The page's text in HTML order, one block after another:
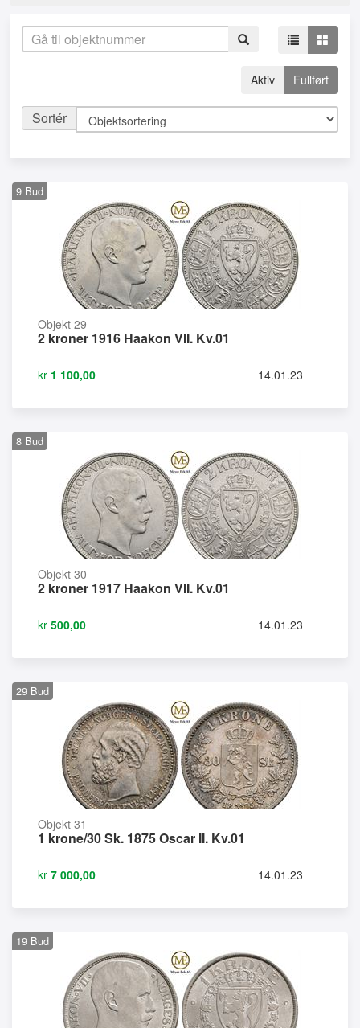
Aktiv Fullført
Sortér
9 Bud
Objekt 29
2 kroner 1916 Haakon VII. Kv.01
kr 1 100,00 14.01.23
8 Bud
Objekt 30
2 kroner 1917 Haakon VII. Kv.01
kr 500,00 14.01.23
29 Bud
Objekt 31
1 krone/30 Sk. 1875 Oscar II. Kv.01
kr 7 000,00 14.01.23
19 Bud